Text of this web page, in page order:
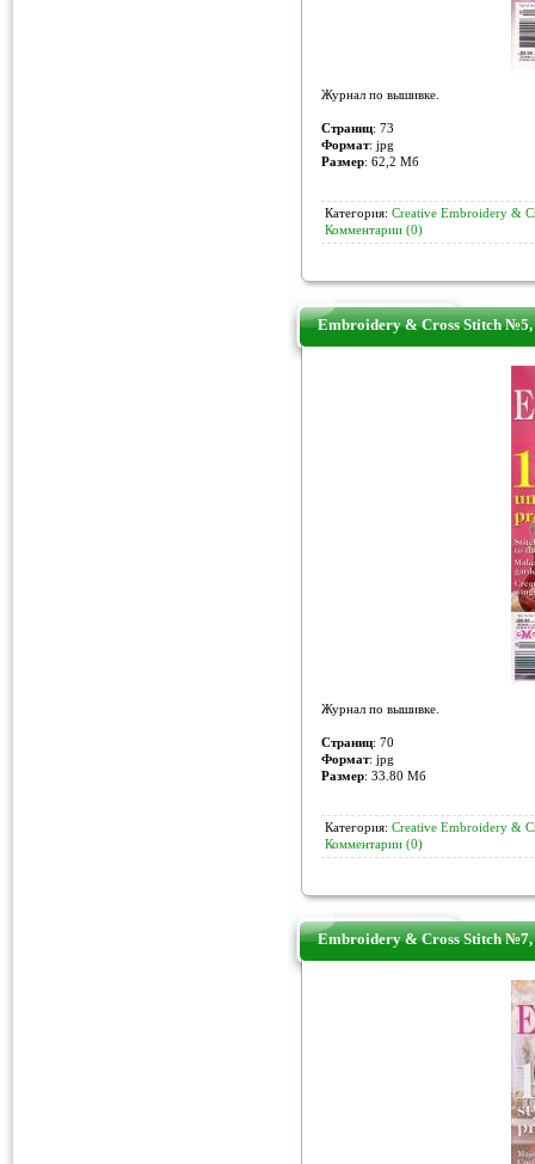
Журнал по вышивке.
Страниц: 73
Формат: jpg
Размер: 62,2 Мб
Категория: Creative Embroidery &
Комментарии (0)
Embroidery & Cross Stitch №5,
Журнал по вышивке.
Страниц: 70
Формат: jpg
Размер: 33.80 Мб
Категория: Creative Embroidery &
Комментарии (0)
Embroidery & Cross Stitch №7,